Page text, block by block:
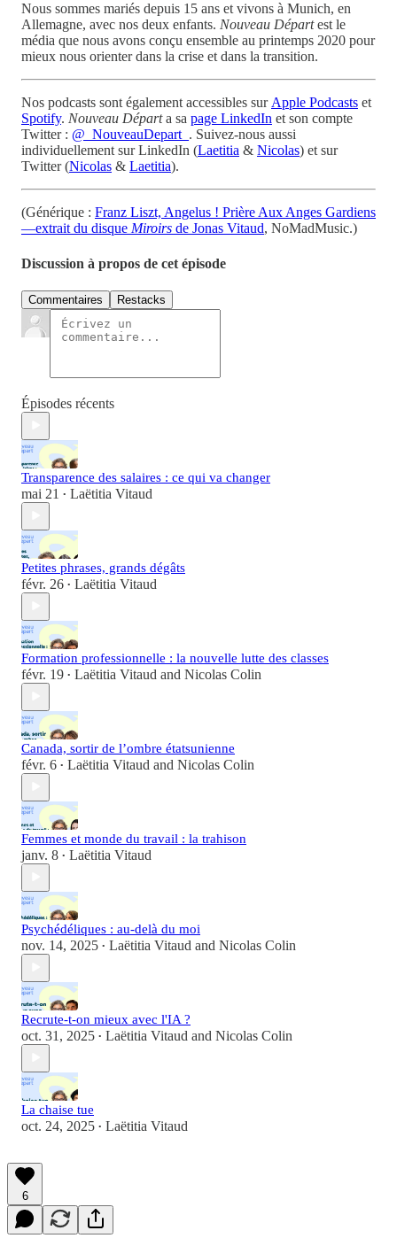
Nous sommes mariés depuis 15 ans et vivons à Munich, en
Allemagne, avec nos deux enfants. Nouveau Départest le
média que nous avons conçu ensemble au printemps 2020 pour
mieux nous orienter dans la crise et dans la transition.
Nos podcasts sont également accessibles surApple Podcasts et
Spotify. Nouveau Départa sa page LinkedIn et son compte
Twitter : @_NouveauDepart_ . Suivez-nous aussi
individuellement sur LinkedIn (Laetitia & Nicolas) et sur
Twitter (Nicolas & Laetitia).
(Générique : Franz Liszt, Angelus ! Prière Aux Anges Gardiens
—extrait du disque Miroirs de Jonas Vitaud, NoMadMusic.)
Discussion à propos de cet épisode
Commentaires Restacks
Épisodes récents
Transparence des salaires : ce qui va changer
mai 21 • Laëtitia Vitaud
Petites phrases, grands dégâts
févr. 26 • Laëtitia Vitaud
Formation professionnelle : la nouvelle lutte des classes
févr. 19 • Laëtitia Vitaud and Nicolas Colin
Canada, sortir de l’ombre étatsunienne
févr. 6 • Laëtitia Vitaud and Nicolas Colin
Femmes et monde du travail : la trahison
janv. 8 • Laëtitia Vitaud
Psychédéliques : au-delà du moi
nov. 14, 2025 • Laëtitia Vitaud and Nicolas Colin
Recrute-t-on mieux avec l'IA ?
oct. 31, 2025 • Laëtitia Vitaud and Nicolas Colin
La chaise tue
oct. 24, 2025 • Laëtitia Vitaud
6